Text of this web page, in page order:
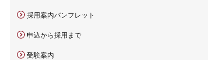
採用案内パンフレット
申込から採用まで
受験案内